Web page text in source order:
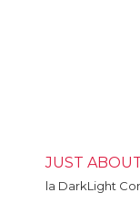
JUST
la DarkLight